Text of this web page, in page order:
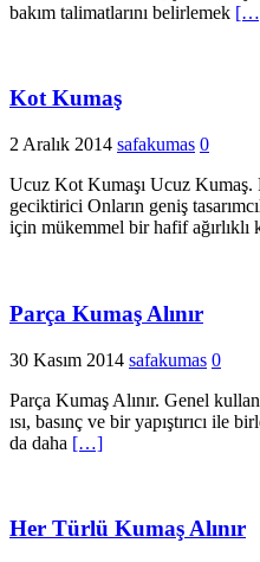
bakım talimatlarını belirlemek
Kot Kumaş
2 Aralık 2014 safakumas 0
Ucuz Kot Kumaşı Ucuz
geciktirici Onların geniş
için mükemmel bir hafif ağırlıklı
Parça Kumaş Alınır
30 Kasım 2014 safakumas 0
Parça Kumaş Alınır. Genel
ısı, basınç ve bir yapıştırıcı ile
da daha […]
Her Türlü Kumaş Alınır